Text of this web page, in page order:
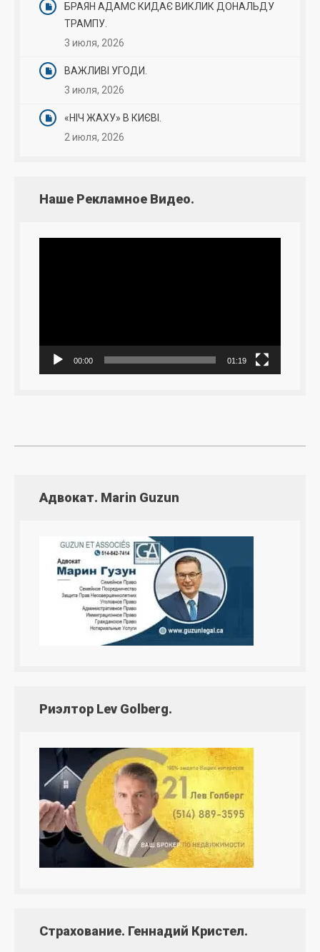
БРАЯН АДАМС КИДАЄ ВИКЛИК ДОНАЛЬДУ
ТРАМПУ.
3 июля, 2026
ВАЖЛИВІ УГОДИ.
3 июля, 2026
«НІЧ ЖАХУ» В КИЄВІ.
2 июля, 2026
Наше Рекламное Видео.
00:00 01:19
Адвокат. Marin Guzun
Риэлтор Lev Golberg.
Страхование. Геннадий Кристел.